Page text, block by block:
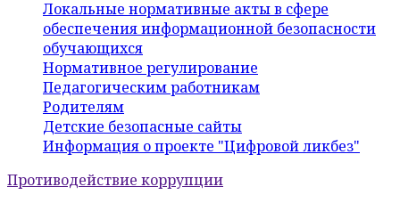
Локальные нормативные акты в сфере
обеспечения информационной безопасности
обучающихся
Нормативное регулирование
Педагогическим работникам
Родителям
Детские безопасные сайты
Информация о проекте "Цифровой ликбез"
Противодействие коррупции